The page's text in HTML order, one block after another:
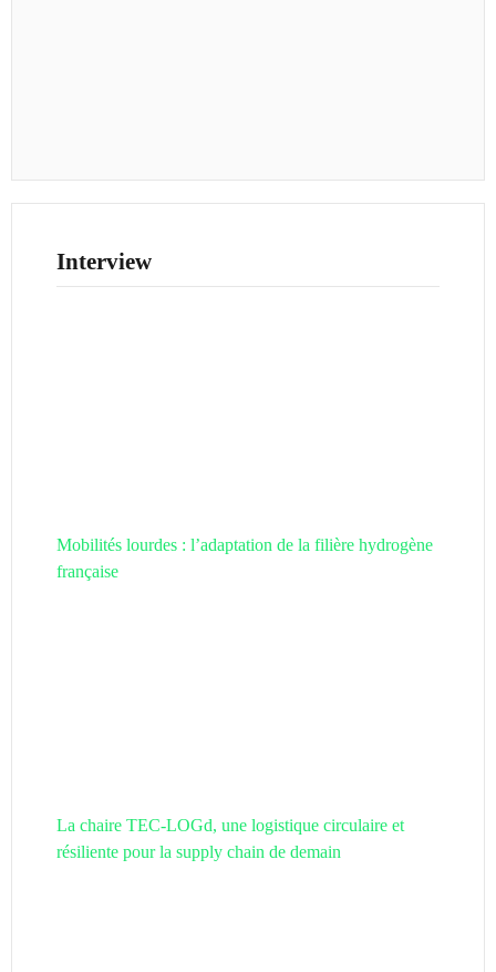
Interview
Mobilités lourdes : l’adaptation de la filière hydrogène
française
La chaire TEC-LOGd, une logistique circulaire et
résiliente pour la supply chain de demain